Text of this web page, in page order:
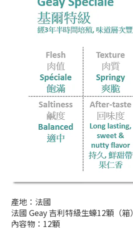
產地：法國
法國 Geay 吉利特級生蠔12顆（箱）
內容物：12顆